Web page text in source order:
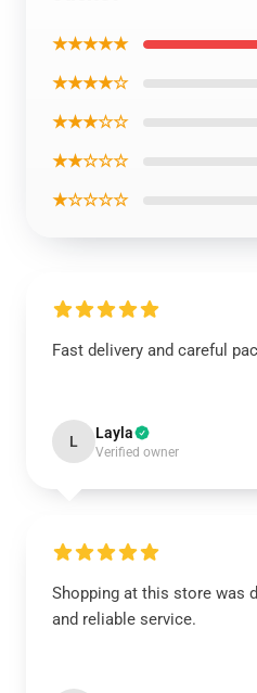
★★★★★
★★★★☆
★★★☆☆
★★☆☆☆
★☆☆☆☆
Fast delivery and careful
L Layla
Verified owner
Shopping at this store was
and reliable service.